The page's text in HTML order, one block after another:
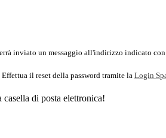
inviato un messaggio all'indirizzo indicato
il reset della password tramite la Login
di posta elettronica!